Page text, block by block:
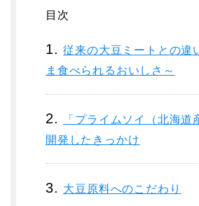
目次
従来の大豆ミートとの
ま食べられるおいしさ～
「プライムソイ（北海道
開発したきっかけ
大豆原料へのこだわり